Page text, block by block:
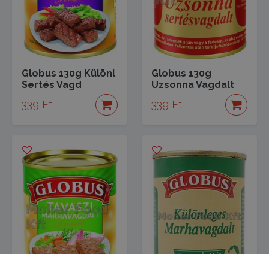
Globus 130g Különl
Sertés Vagd
339 Ft
Globus 130g
Uzsonna Vagdalt
339 Ft